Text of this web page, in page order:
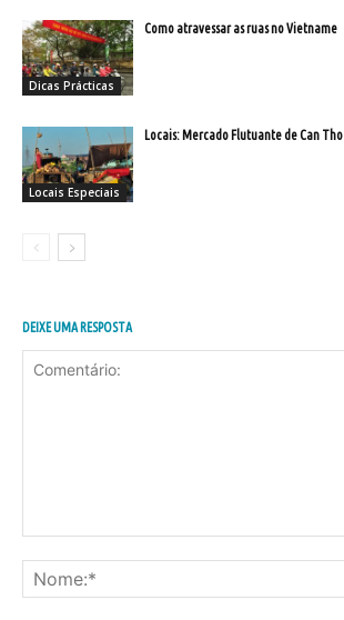
Dicas Prácticas
Como atravessar as ruas no Vietname
Locais Especiais
Locais: Mercado Flutuante de Can Tho
DEIXE UMA RESPOSTA